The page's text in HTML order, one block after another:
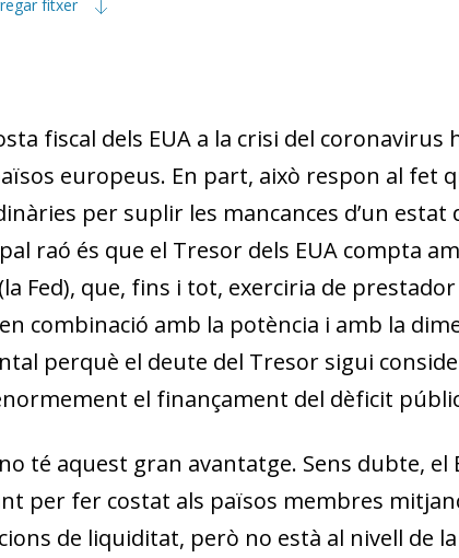
fitxer
fiscal dels EUA a la crisi del
europeus. En part, això respon al fet
per suplir les mancances d’un
raó és que el Tresor dels EUA compta
Fed), que, fins i tot, exerciria de
combinació amb la potència i amb la
perquè el deute del Tresor sigui
el finançament del dèficit
té aquest gran avantatge. Sens dubte,
per fer costat als països membres
de liquiditat, però no està al nivell de